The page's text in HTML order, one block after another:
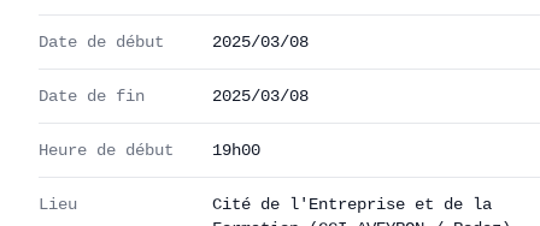
Date de début 2025/03/08
Date de fin 2025/03/08
Heure de début 19h00
Lieu
Cité de l'Entreprise et de la